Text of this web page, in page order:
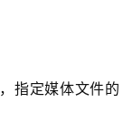
指定媒体文件的